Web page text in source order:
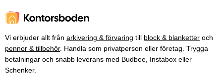
Vi erbjuder allt från arkivering & förvaring till block & blanketter och
pennor & tillbehör. Handla som privatperson eller företag. Trygga
betalningar och snabb leverans med Budbee, Instabox eller
Schenker.